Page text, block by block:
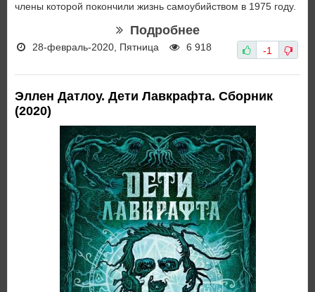
члены которой покончили жизнь самоубийством в 1975 году.
Подробнее
28-февраль-2020, Пятница 6 918 -1
Эллен Датлоу. Дети Лавкрафта. Сборник
(2020)